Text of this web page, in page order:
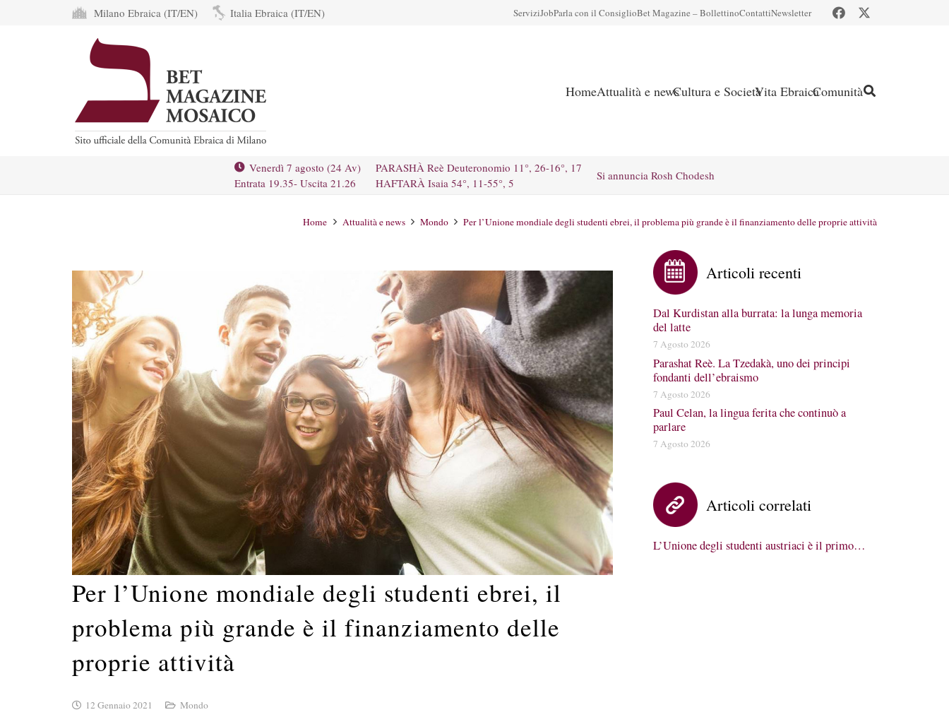
Milano Ebraica (IT/EN) Italia Ebraica (IT/EN) ServiziJobParla con il ConsiglioBet Magazine – BollettinoContattiNewsletter
HomeAttualità e newsCultura e SocietàVita EbraicaComunità
Venerdì 7 agosto (24 Av)
Entrata 19.35- Uscita 21.26
PARASHÀ Reè Deuteronomio 11°, 26-16°, 17
HAFTARÀ Isaia 54°, 11-55°, 5
Si annuncia Rosh Chodesh
Home Attualità e news Mondo Per l’Unione mondiale degli studenti ebrei, il problema più grande è il finanziamento delle proprie attività
Per l’Unione mondiale degli studenti ebrei, il
problema più grande è il finanziamento delle
proprie attività
12 Gennaio 2021 Mondo
Articoli recenti
Dal Kurdistan alla burrata: la lunga memoria
del latte
7 Agosto 2026
Parashat Reè. La Tzedakà, uno dei principi
fondanti dell’ebraismo
7 Agosto 2026
Paul Celan, la lingua ferita che continuò a
parlare
7 Agosto 2026
Articoli correlati
L’Unione degli studenti austriaci è il primo…